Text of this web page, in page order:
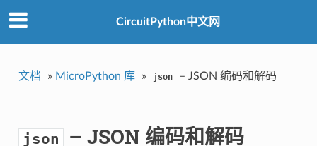
CircuitPython中文网
文档 » MicroPython 库 » json – JSON 编码和解码
json – JSON 编码和解码